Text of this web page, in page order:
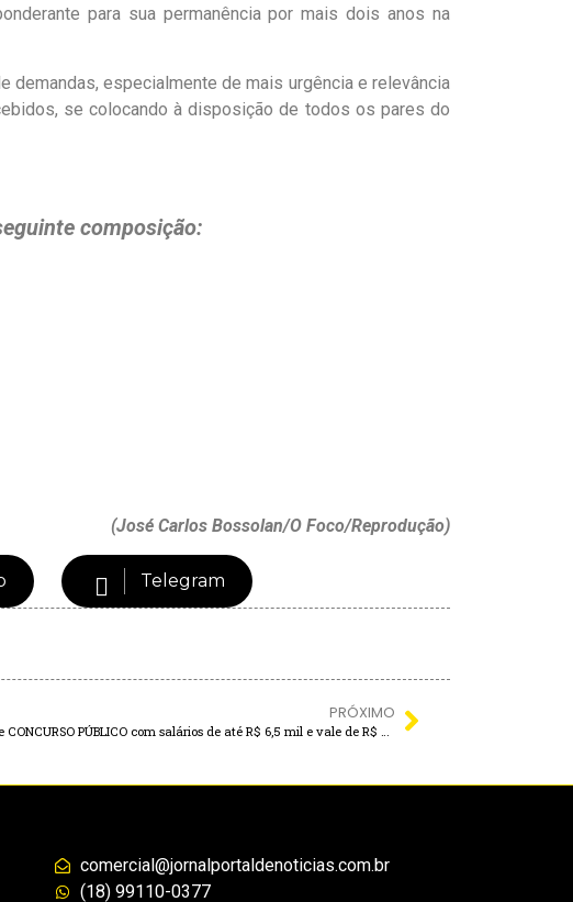
para sua permanência por mais dois anos na
especialmente de mais urgência e relevância
se colocando à disposição de todos os pares do
composição:
(José Carlos Bossolan/O Foco/Reprodução)
Telegram
PRÓXIMO
comercial@jornalportaldenoticias.com.br
(18) 99110-0377